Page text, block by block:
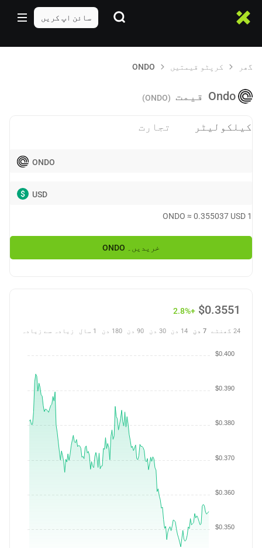
سائن اپ کریں
گھر کرپٹو قیمتیں ONDO
Ondo قیمت (ONDO)
کیلکولیٹر تجارت
ONDO
USD
$
1
ONDO ≈ 0.355037 USD
خریدیں۔ ONDO
$0.3551
+2.8%
24 گھنٹے 7 دن 14 دن 30 دن 90 دن 180 دن 1 سال زیادہ سے زیادہ
$0.350
$0.360
$0.370
$0.380
$0.390
$0.400